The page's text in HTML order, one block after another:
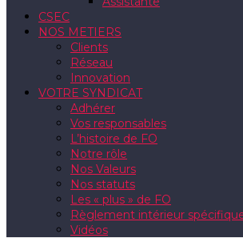
CSEC
NOS METIERS
Clients
Réseau
Innovation
VOTRE SYNDICAT
Adhérer
Vos responsables
L’histoire de FO
Notre rôle
Nos Valeurs
Nos statuts
Les « plus » de FO
Règlement intérieur
Vidéos